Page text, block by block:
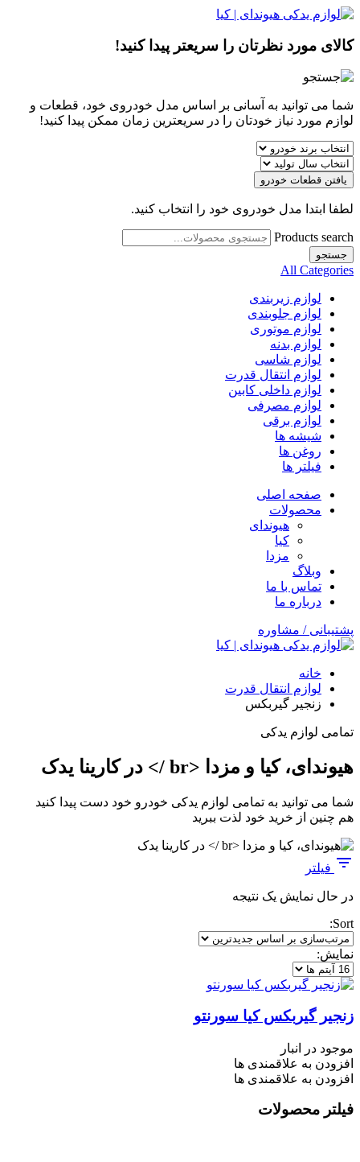
کالای مورد نظرتان را سریعتر پیدا کنید!
شما می توانید به آسانی بر اساس مدل خودروی خود، قطعات و
لوازم مورد نیاز خودتان را در سریعترین زمان ممکن پیدا کنید!
یافتن قطعات خودرو
لطفا ابتدا مدل خودروی خود را انتخاب کنید.
Products search
جستجو
All Categories
لوازم زیربندی
لوازم جلوبندی
لوازم موتوری
لوازم بدنه
لوازم شاسی
لوازم انتقال قدرت
لوازم داخلی کابین
لوازم مصرفی
لوازم برقی
شیشه ها
روغن ها
فیلتر ها
صفحه اصلی
محصولات
هیوندای
کیا
مزدا
وبلاگ
تماس با ما
درباره ما
پشتیبانی / مشاوره
خانه
لوازم انتقال قدرت
زنجیر گیربکس
تمامی لوازم یدکی
هیوندای، کیا و مزدا <br /> در کارینا یدک
شما می توانید به تمامی لوازم یدکی خودرو خود دست پیدا کنید
هم چنین از خرید خود لذت ببرید
فیلتر
در حال نمایش یک نتیجه
Sort:
نمایش:
زنجیر گیربکس کیا سورنتو
موجود در انبار
افزودن به علاقمندی ها
افزودن به علاقمندی ها
فیلتر محصولات